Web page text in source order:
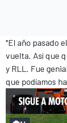
"El año pasado
vuelta. Así que
y RLL. Fue
que podíamos